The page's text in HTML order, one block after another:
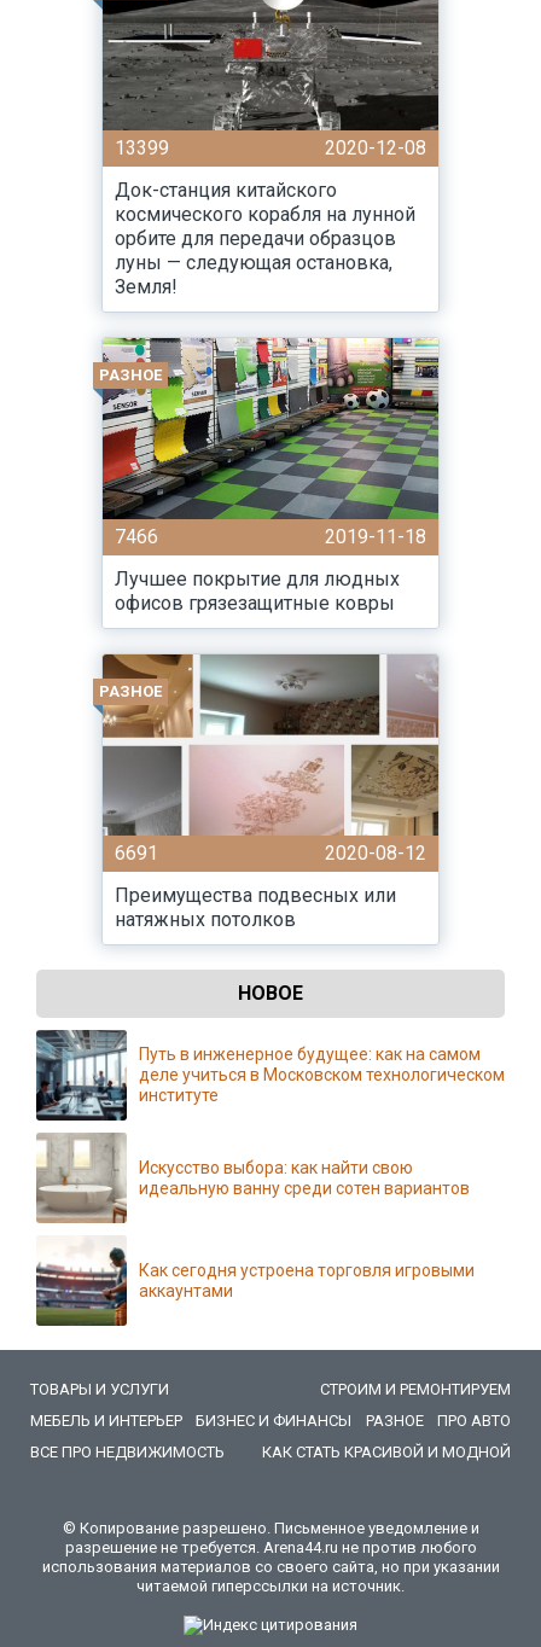
13399
2020-12-08
Док-станция китайского
космического корабля на лунной
орбите для передачи образцов
луны — следующая остановка,
Земля!
РАЗНОЕ
7466
2019-11-18
Лучшее покрытие для людных
офисов грязезащитные ковры
РАЗНОЕ
6691
2020-08-12
Преимущества подвесных или
натяжных потолков
НОВОЕ
Путь в инженерное будущее: как на самом
деле учиться в Московском технологическом
институте
Искусство выбора: как найти свою
идеальную ванну среди сотен вариантов
Как сегодня устроена торговля игровыми
аккаунтами
ТОВАРЫ И УСЛУГИ
СТРОИМ И РЕМОНТИРУЕМ
МЕБЕЛЬ И ИНТЕРЬЕР
БИЗНЕС И ФИНАНСЫ РАЗНОЕ
ПРО АВТО
ВСЕ ПРО НЕДВИЖИМОСТЬ
КАК СТАТЬ КРАСИВОЙ И МОДНОЙ
© Копирование разрешено. Письменное уведомление и
разрешение не требуется. Arena44.ru не против любого
использования материалов со своего сайта, но при указании
читаемой гиперссылки на источник.